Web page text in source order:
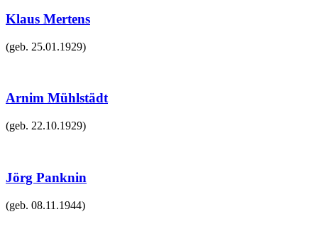
Klaus Mertens
(geb. 25.01.1929)
Arnim Mühlstädt
(geb. 22.10.1929)
Jörg Panknin
(geb. 08.11.1944)